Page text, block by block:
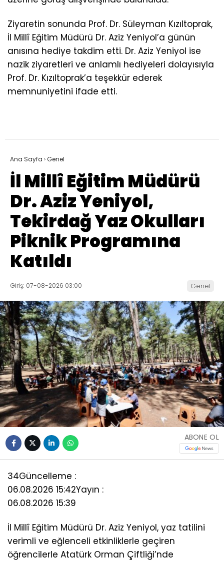
Ziyaretin sonunda Prof. Dr. Süleyman Kızıltoprak,
İl Millî Eğitim Müdürü Dr. Aziz Yeniyol’a günün
anısına hediye takdim etti. Dr. Aziz Yeniyol ise
nazik ziyaretleri ve anlamlı hediyeleri dolayısıyla
Prof. Dr. Kızıltoprak’a teşekkür ederek
memnuniyetini ifade etti.
Ana Sayfa ›Genel
İl Millî Eğitim Müdürü
Dr. Aziz Yeniyol,
Tekirdağ Yaz Okulları
Piknik Programına
Katıldı
Giriş: 07-08-2026 03:00 Genel
ABONE OL
34Güncelleme :
06.08.2026 15:42Yayın :
06.08.2026 15:39
İl Millî Eğitim Müdürü Dr. Aziz Yeniyol, yaz tatilini
verimli ve eğlenceli etkinliklerle geçiren
öğrencilerle Atatürk Orman Çiftliği’nde